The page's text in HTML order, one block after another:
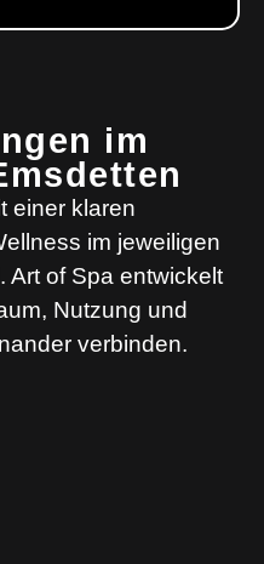
im
einer klaren
im jeweiligen
Art of Spa entwickelt
Nutzung und
verbinden.